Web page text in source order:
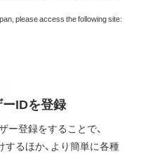
please access the following site:
IDを登録
ー登録をすることで、
るほか、より簡単に各種